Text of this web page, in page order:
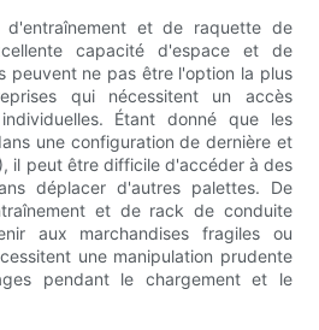
d'entraînement et de raquette de
capacité d'espace et de
peuvent ne pas être l'option la plus
qui nécessitent un accès
Étant donné que les
une configuration de dernière et
il peut être difficile d'accéder à des
déplacer d'autres palettes. De
et de rack de conduite
aux marchandises fragiles ou
une manipulation prudente
pendant le chargement et le